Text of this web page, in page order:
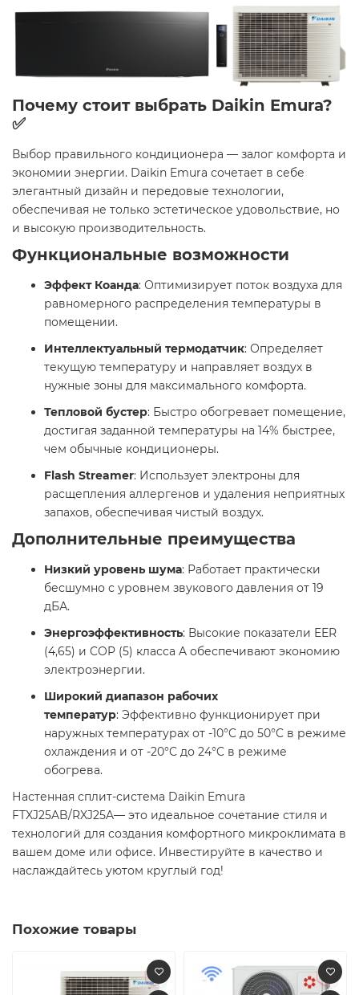
Почему стоит выбрать Daikin Emura?
✅
Выбор правильного кондиционера — залог комфорта и
экономии энергии. Daikin Emura сочетает в себе
элегантный дизайн и передовые технологии,
обеспечивая не только эстетическое удовольствие, но
и высокую производительность.​
Функциональные возможности
Эффект Коанда: Оптимизирует поток воздуха для
равномерного распределения температуры в
помещении.​
Интеллектуальный термодатчик: Определяет
текущую температуру и направляет воздух в
нужные зоны для максимального комфорта.​
Тепловой бустер: Быстро обогревает помещение,
достигая заданной температуры на 14% быстрее,
чем обычные кондиционеры.​
Flash Streamer: Использует электроны для
расщепления аллергенов и удаления неприятных
запахов, обеспечивая чистый воздух.​
Дополнительные преимущества
Низкий уровень шума: Работает практически
бесшумно с уровнем звукового давления от 19
дБА.​
Энергоэффективность: Высокие показатели EER
(4,65) и COP (5) класса A обеспечивают экономию
электроэнергии.​
Широкий диапазон рабочих
температур: Эффективно функционирует при
наружных температурах от -10°C до 50°C в режиме
охлаждения и от -20°C до 24°C в режиме
обогрева.​
Настенная сплит-система Daikin Emura
FTXJ25AB/RXJ25A— это идеальное сочетание стиля и
технологий для создания комфортного микроклимата в
вашем доме или офисе. Инвестируйте в качество и
наслаждайтесь уютом круглый год!​
Похожие товары